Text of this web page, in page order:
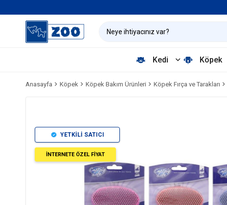
Kedi Köpek
Anasayfa Köpek Köpek Bakım Ürünleri Köpek Fırça ve Tarakları
YETKİLİ SATICI
İNTERNETE ÖZEL FİYAT